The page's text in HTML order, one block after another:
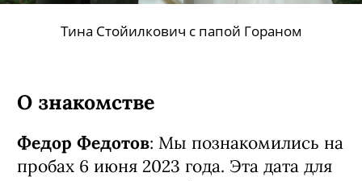
Тина Стойилкович с папой Гораном